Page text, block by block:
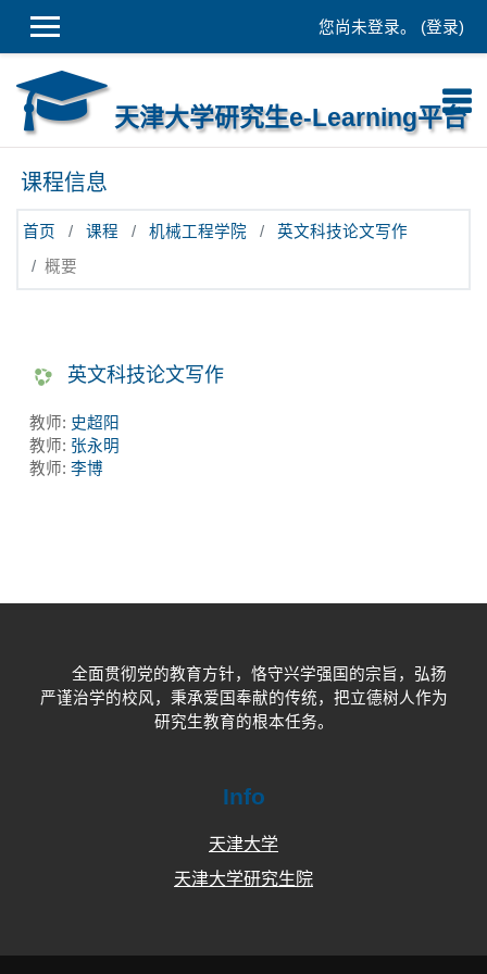
您尚未登录。 (登录)
天津大学研究生e-Learning平台
课程信息
首页 课程 机械工程学院
英文科技论文写作
概要
英文科技论文写作
教师: 史超阳
教师: 张永明
教师: 李博
全面贯彻党的教育方针，恪守兴学强国的宗旨，弘扬
严谨治学的校风，秉承爱国奉献的传统，把立德树人作为
研究生教育的根本任务。
Info
天津大学
天津大学研究生院